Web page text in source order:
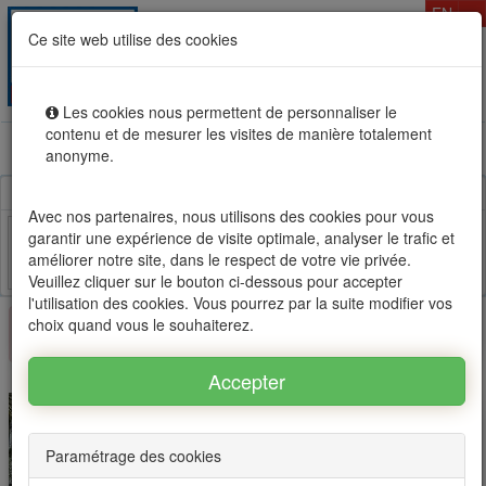
Ce site web utilise des cookies
Les cookies nous permettent de personnaliser le
contenu et de mesurer les visites de manière totalement
anonyme.
Avec nos partenaires, nous utilisons des cookies pour vous
garantir une expérience de visite optimale, analyser le trafic et
améliorer notre site, dans le respect de votre vie privée.
Veuillez cliquer sur le bouton ci-dessous pour accepter
l'utilisation des cookies. Vous pourrez par la suite modifier vos
choix quand vous le souhaiterez.
Paramétrage des cookies
EN
Rental sale real estate in Mauritius, OFIM network of
Facebook Twitter Email
This property is no longer available